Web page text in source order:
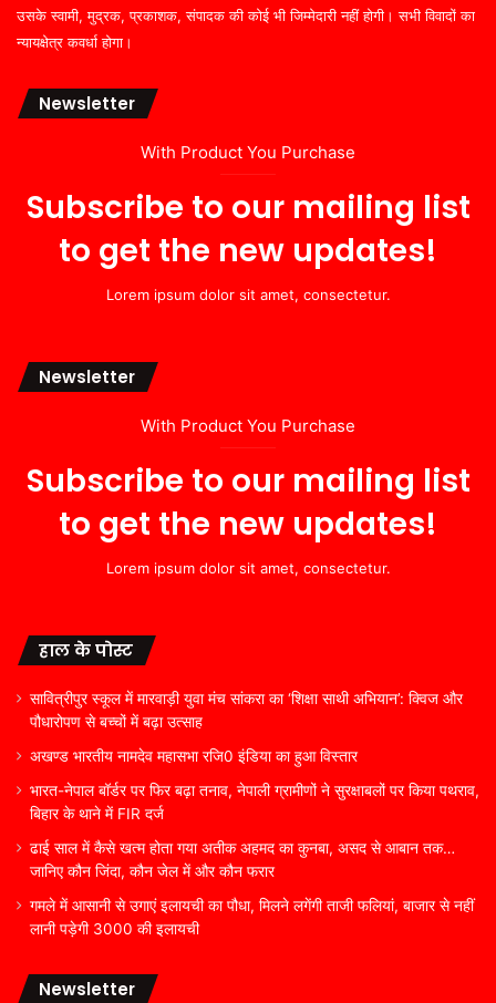
उसके स्वामी, मुद्रक, प्रकाशक, संपादक की कोई भी जिम्मेदारी नहीं होगी। सभी विवादों का
न्यायक्षेत्र कवर्धा होगा।
Newsletter
With Product You Purchase
Subscribe to our mailing list
to get the new updates!
Lorem ipsum dolor sit amet, consectetur.
Newsletter
With Product You Purchase
Subscribe to our mailing list
to get the new updates!
Lorem ipsum dolor sit amet, consectetur.
हाल के पोस्ट
सावित्रीपुर स्कूल में मारवाड़ी युवा मंच सांकरा का ‘शिक्षा साथी अभियान’: क्विज और
पौधारोपण से बच्चों में बढ़ा उत्साह
अखण्ड भारतीय नामदेव महासभा रजि0 इंडिया का हुआ विस्तार
भारत-नेपाल बॉर्डर पर फिर बढ़ा तनाव, नेपाली ग्रामीणों ने सुरक्षाबलों पर किया पथराव,
बिहार के थाने में FIR दर्ज
ढाई साल में कैसे खत्म होता गया अतीक अहमद का कुनबा, असद से आबान तक…
जानिए कौन जिंदा, कौन जेल में और कौन फरार
गमले में आसानी से उगाएं इलायची का पौधा, मिलने लगेंगी ताजी फलियां, बाजार से नहीं
लानी पड़ेगी 3000 की इलायची
Newsletter